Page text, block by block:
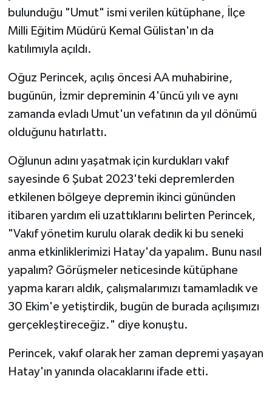
bulunduğu "Umut" ismi verilen kütüphane, İlçe
Milli Eğitim Müdürü Kemal Gülistan'ın da
katılımıyla açıldı.
Oğuz Perincek, açılış öncesi AA muhabirine,
bugünün, İzmir depreminin 4'üncü yılı ve aynı
zamanda evladı Umut'un vefatının da yıl dönümü
olduğunu hatırlattı.
Oğlunun adını yaşatmak için kurdukları vakıf
sayesinde 6 Şubat 2023'teki depremlerden
etkilenen bölgeye depremin ikinci gününden
itibaren yardım eli uzattıklarını belirten Perincek,
"Vakıf yönetim kurulu olarak dedik ki bu seneki
anma etkinliklerimizi Hatay'da yapalım. Bunu nasıl
yapalım? Görüşmeler neticesinde kütüphane
yapma kararı aldık, çalışmalarımızı tamamladık ve
30 Ekim'e yetiştirdik, bugün de burada açılışımızı
gerçekleştireceğiz." diye konuştu.
Perincek, vakıf olarak her zaman depremi yaşayan
Hatay'ın yanında olacaklarını ifade etti.